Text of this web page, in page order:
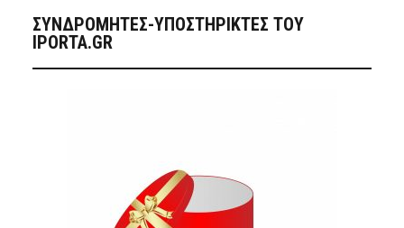
ΣΥΝΔΡΟΜΗΤΈΣ-ΥΠΟΣΤΗΡΙΚΤΈΣ ΤΟΥ
IPORTA.GR